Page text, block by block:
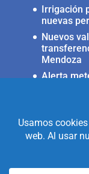
Irrigación
nuevas
Nuevos
Mendoza
Alerta
Fuerte
Realizado
alguien a
informar